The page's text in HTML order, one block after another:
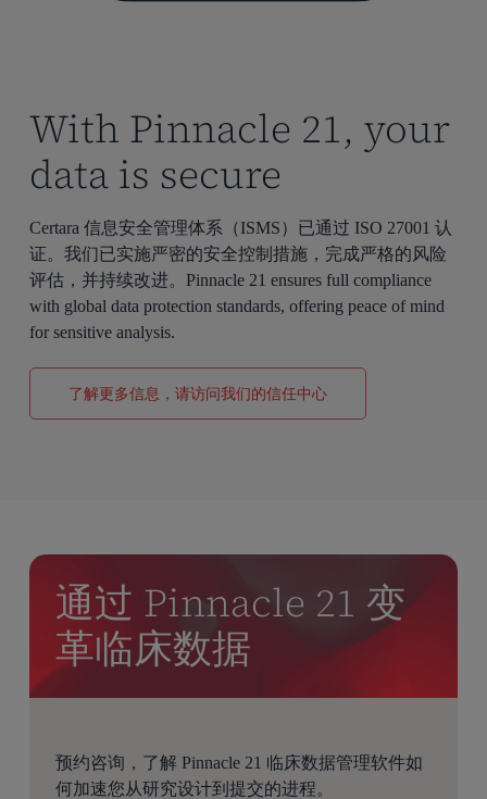
With Pinnacle 21, your
data is secure
Certara 信息安全管理体系（ISMS）已通过 ISO 27001 认
证。我们已实施严密的安全控制措施，完成严格的风险
评估，并持续改进。Pinnacle 21 ensures full compliance
with global data protection standards, offering peace of mind
for sensitive analysis.
了解更多信息，请访问我们的信任中心
通过 Pinnacle 21 变
革临床数据
预约咨询，了解 Pinnacle 21 临床数据管理软件如
何加速您从研究设计到提交的进程。